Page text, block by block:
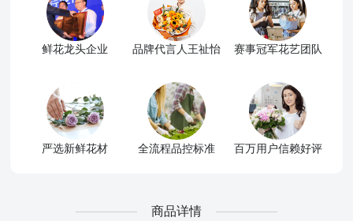
鲜花龙头企业 品牌代言人王祉怡 赛事冠军花艺团队
严选新鲜花材 全流程品控标准 百万用户信赖好评
商品详情